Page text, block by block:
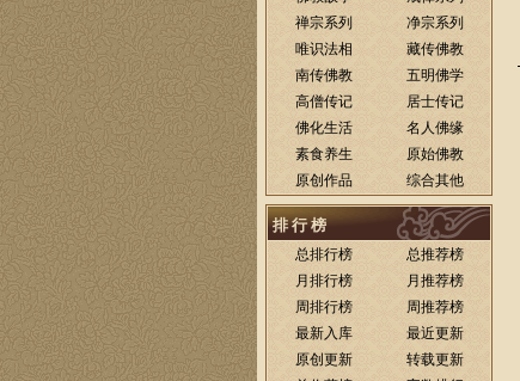
禅宗系列
净宗系列
唯识法相
藏传佛教
南传佛教
五明佛学
高僧传记
居士传记
佛化生活
名人佛缘
素食养生
原始佛教
原创作品
综合其他
排 行 榜
总排行榜
总推荐榜
月排行榜
月推荐榜
周排行榜
周推荐榜
最新入库
最近更新
原创更新
转载更新